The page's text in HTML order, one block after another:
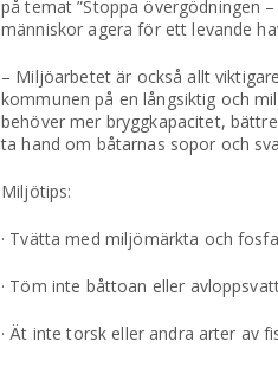
på temat ”Stoppa övergödningen
människor agera för ett levande
– Miljöarbetet är också allt
kommunen på en långsiktig och
behöver mer bryggkapacitet,
ta hand om båtarnas sopor och
Miljötips:
· Tvätta med miljömärkta och
· Töm inte båttoan eller
· Ät inte torsk eller andra arter av